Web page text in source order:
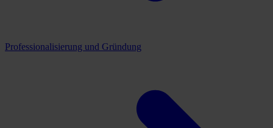
Professionalisierung und Gründung